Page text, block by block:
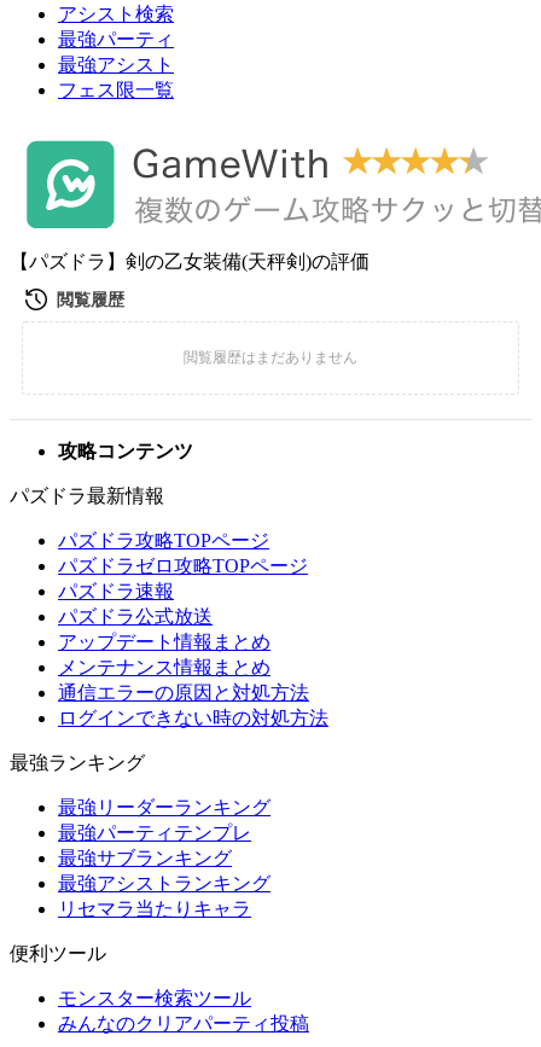
アシスト検索
最強パーティ
最強アシスト
フェス限一覧
【パズドラ】剣の乙女装備(天秤剣)の評価
攻略コンテンツ
パズドラ最新情報
パズドラ攻略TOPページ
パズドラゼロ攻略TOPページ
パズドラ速報
パズドラ公式放送
アップデート情報まとめ
メンテナンス情報まとめ
通信エラーの原因と対処方法
ログインできない時の対処方法
最強ランキング
最強リーダーランキング
最強パーティテンプレ
最強サブランキング
最強アシストランキング
リセマラ当たりキャラ
便利ツール
モンスター検索ツール
みんなのクリアパーティ投稿